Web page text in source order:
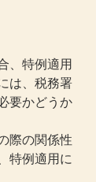
、特例適用
は、税務署
要かどうか
際の関係性
特例適用に